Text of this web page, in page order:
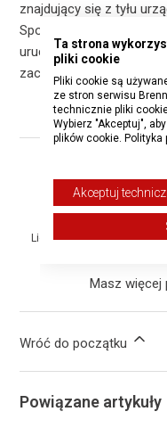
znajdujący się z tyłu
Spowoduje to usunięcie
uruchomienie sekwencji
zaczyna biec od godziny
Tak
Liczba użytkowników,
Masz więcej
Wróć do początku
Powiązane artykuły
Ta strona
pliki cookie
Pliki cookie są
ze stron serwisu
technicznie pliki
Wybierz "Akceptuj",
plików cookie. Polityka
Akceptuj